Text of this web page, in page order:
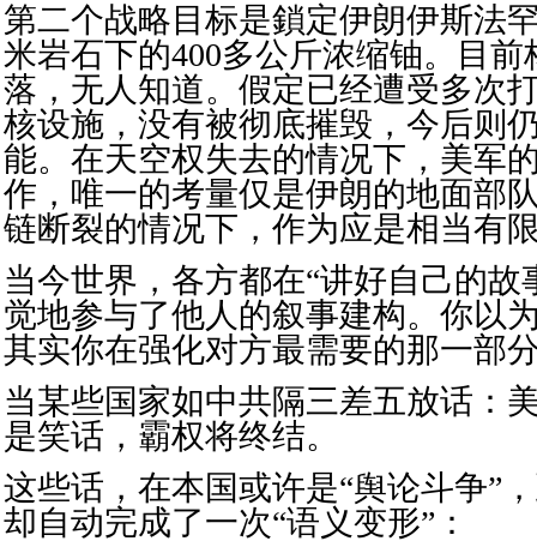
第二个战略目标是鎖定伊朗伊斯法
米岩石下的400多公斤浓缩铀。目
落，无人知道。假定已经遭受多次
核设施，没有被彻底摧毁，今后则
能。在天空权失去的情况下，美军
作，唯一的考量仅是伊朗的地面部
链断裂的情况下，作为应是相当有
当今世界，各方都在“讲好自己的故
觉地参与了他人的叙事建构。你以
其实你在强化对方最需要的那一部
当某些国家如中共隔三差五放话：
是笑话，霸权将终结。
这些话，在本国或许是“舆论斗争”
却自动完成了一次“语义变形”：